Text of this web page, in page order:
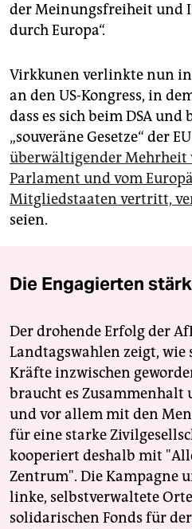
der Meinungsfreiheit und
durch Europa“.
Virkkunen verlinkte nun
an den US-Kongress, in
dass es sich beim DSA und
„souveräne Gesetze“ der
überwältigender Mehrheit
Parlament und vom
Mitgliedstaaten vertritt,
seien.
Die Engagierten
Der drohende Erfolg der
Landtagswahlen zeigt,
Kräfte inzwischen
braucht es Zusammenhalt
und vor allem mit den
für eine starke
kooperiert deshalb mit
Zentrum". Die Kampagne
linke, selbstverwaltete
solidarischen Fonds für